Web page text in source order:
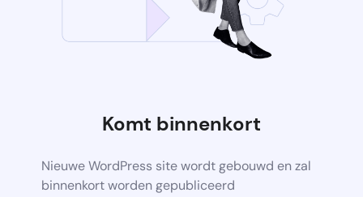
Komt binnenkort
Nieuwe WordPress site wordt gebouwd en zal
binnenkort worden gepubliceerd